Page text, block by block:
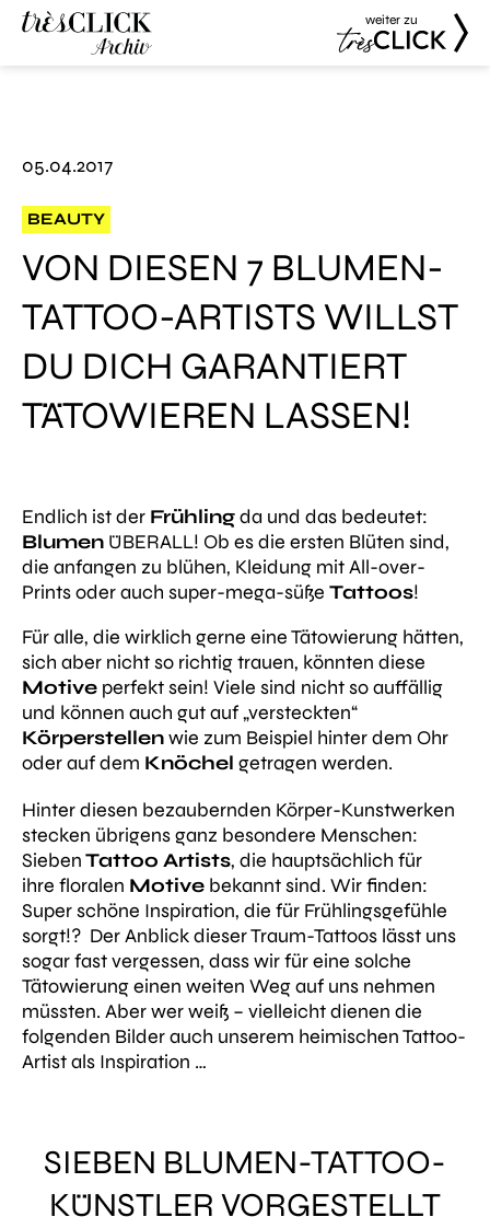
weiter zu
05.04.2017
BEAUTY
VON DIESEN 7 BLUMEN-
TATTOO-ARTISTS WILLST
DU DICH GARANTIERT
TÄTOWIEREN LASSEN!
Endlich ist der Frühlingda und das bedeutet:
Blumen ÜBERALL! Ob es die ersten Blüten sind,
die anfangen zu blühen, Kleidung mit All-over-
Prints oder auch super-mega-süße Tattoos!
Für alle, die wirklich gerne eine Tätowierung hätten,
sich aber nicht so richtig trauen, könnten diese
Motive perfekt sein! Viele sind nicht so auffällig
und können auch gut auf „versteckten“
Körperstellenwie zum Beispiel hinter dem Ohr
oder auf dem Knöchel getragen werden.
Hinter diesen bezaubernden Körper-Kunstwerken
stecken übrigens ganz besondere Menschen:
SiebenTattoo Artists, die hauptsächlich für
ihre floralen Motive bekannt sind. Wir finden:
Super schöne Inspiration, die für Frühlingsgefühle
sorgt!? Der Anblick dieser Traum-Tattoos lässt uns
sogar fast vergessen, dass wir für eine solche
Tätowierung einen weiten Weg auf uns nehmen
müssten. Aber wer weiß – vielleicht dienen die
folgenden Bilder auch unserem heimischen Tattoo-
Artist als Inspiration …
SIEBEN BLUMEN-TATTOO-
KÜNSTLER VORGESTELLT